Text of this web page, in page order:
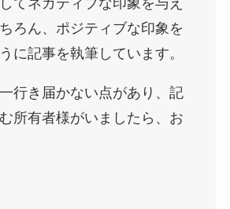
ろん、ポジティブな印象を
に記事を執筆しています。
行き届かない点があり、記
所有者様がいましたら、お